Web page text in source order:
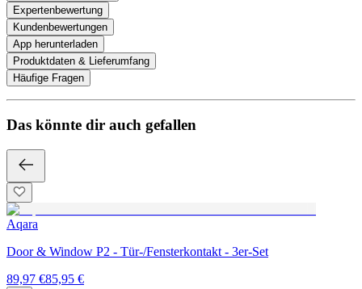
Expertenbewertung
Kundenbewertungen
App herunterladen
Produktdaten & Lieferumfang
Häufige Fragen
Das könnte dir auch gefallen
Aqara
Door & Window P2 - Tür-/Fensterkontakt - 3er-Set
89,97 €85,95 €